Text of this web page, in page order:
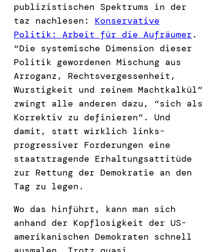
publizistischen Spektrums in der
taz nachlesen: Konservative
Politik: Arbeit für die Aufräumer .
“Die systemische Dimension dieser
Politik gewordenen Mischung aus
Arroganz, Rechtsvergessenheit,
Wurstigkeit und reinem Machtkalkül”
zwingt alle anderen dazu, “sich als
Korrektiv zu definieren”. Und
damit, statt wirklich links-
progressiver Forderungen eine
staatstragende Erhaltungsattitüde
zur Rettung der Demokratie an den
Tag zu legen.
Wo das hinführt, kann man sich
anhand der Kopflosigkeit der US-
amerikanischen Demokraten schnell